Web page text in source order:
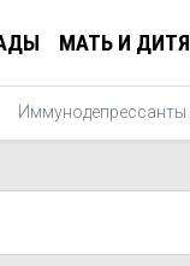
МАТЬ И ДИТЯ
Иммунодепрессанты